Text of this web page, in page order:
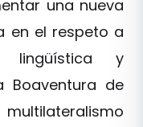
una nueva
en el respeto a
lingüística y
Boaventura de